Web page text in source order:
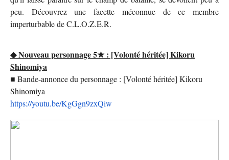
peu. Découvrez une facette méconnue de ce membre
imperturbable de C.L.O.Z.E.R.
◆ Nouveau personnage 5★ : [Volonté héritée] Kikoru
Shinomiya
■ Bande-annonce du personnage : [Volonté héritée] Kikoru
Shinomiya
https://youtu.be/KgGgn9zxQiw